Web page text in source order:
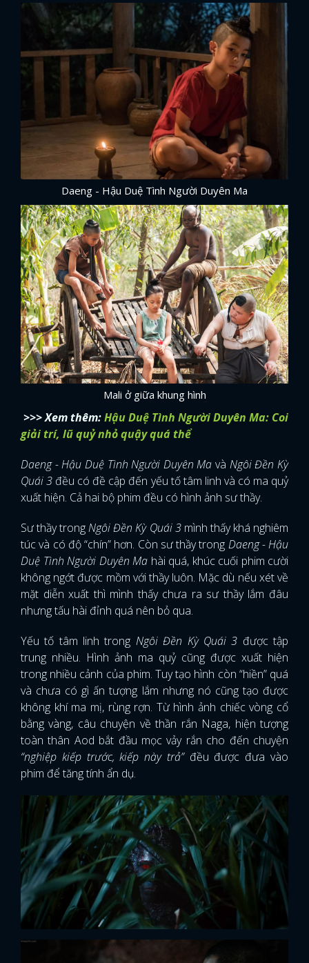
Daeng - Hậu Duệ Tình Người Duyên Ma
Mali ở giữa khung hình
>>> Xem thêm:Hậu Duệ Tình Người Duyên Ma: Coi
giải trí, lũ quỷ nhỏ quậy quá thể
Daeng - Hậu Duệ Tình Người Duyên Ma và Ngôi Đền Kỳ
Quái 3 đều có đề cập đến yếu tố tâm linh và có ma quỷ
xuất hiện. Cả hai bộ phim đều có hình ảnh sư thầy.
Sư thầy trongNgôi Đền Kỳ Quái 3mình thấy khá nghiêm
túc và có độ “chín” hơn. Còn sư thầy trong Daeng - Hậu
Duệ Tình Người Duyên Ma hài quá, khúc cuối phim cười
không ngớt được mồm với thầy luôn. Mặc dù nếu xét về
mặt diễn xuất thì mình thấy chưa ra sư thầy lắm đâu
nhưng tấu hài đỉnh quá nên bỏ qua.
Yếu tố tâm linh trong Ngôi Đền Kỳ Quái 3 được tập
trung nhiều. Hình ảnh ma quỷ cũng được xuất hiện
trong nhiều cảnh của phim. Tuy tạo hình còn “hiền” quá
và chưa có gì ấn tượng lắm nhưng nó cũng tạo được
không khí ma mị, rùng rợn. Từ hình ảnh chiếc vòng cổ
bằng vàng, câu chuyện về thần rắn Naga, hiện tượng
toàn thân Aod bắt đầu mọc vảy rắn cho đến chuyện
“nghiệp kiếp trước, kiếp này trả” đều được đưa vào
phim để tăng tính ẩn dụ.